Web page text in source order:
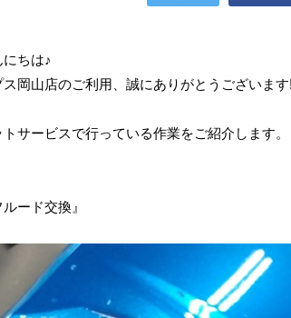
ちは♪
岡山店のご利用、誠にありがとうございます
サービスで行っている作業をご紹介します。
ード交換』